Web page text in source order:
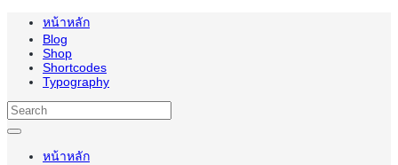
หน้าหลัก
Blog
Shop
Shortcodes
Typography
หน้าหลัก